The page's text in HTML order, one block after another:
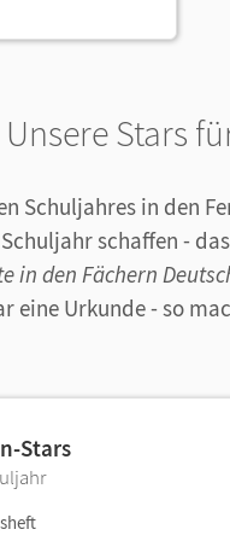
Unsere Stars
Schuljahres in den
schaffen -
in den Fächern
eine Urkunde - so
Stars